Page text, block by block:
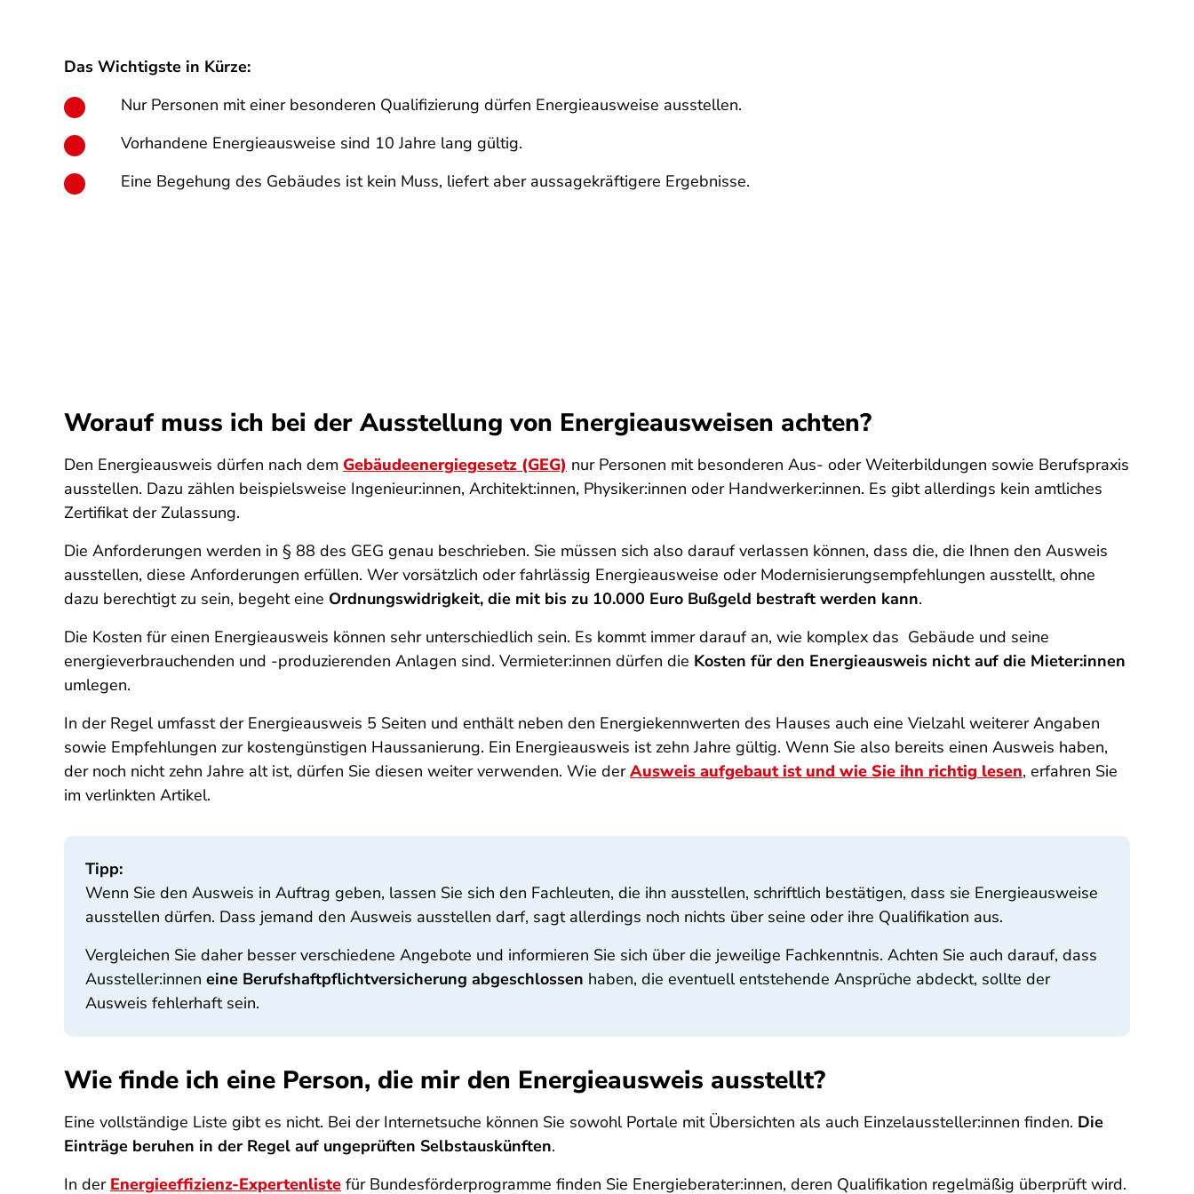
Das Wichtigste in Kürze:
Nur Personen mit einer besonderen Qualifizierung dürfen Energieausweise ausstellen.
Vorhandene Energieausweise sind 10 Jahre lang gültig.
Eine Begehung des Gebäudes ist kein Muss, liefert aber aussagekräftigere Ergebnisse.
Worauf muss ich bei der Ausstellung von Energieausweisen achten?
Den Energieausweis dürfen nach dem Gebäudeenergiegesetz (GEG) nur Personen mit besonderen Aus- oder Weiterbildungen sowie Berufspraxis
ausstellen. Dazu zählen beispielsweise Ingenieur:innen, Architekt:innen, Physiker:innen oder Handwerker:innen. Es gibt allerdings kein amtliches
Zertifikat der Zulassung.
Die Anforderungen werden in § 88 des GEG genau beschrieben. Sie müssen sich also darauf verlassen können, dass die, die Ihnen den Ausweis
ausstellen, diese Anforderungen erfüllen. Wer vorsätzlich oder fahrlässig Energieausweise oder Modernisierungsempfehlungen ausstellt, ohne
dazu berechtigt zu sein, begeht eine Ordnungswidrigkeit, die mit bis zu 10.000 Euro Bußgeld bestraft werden kann.
Die Kosten für einen Energieausweis können sehr unterschiedlich sein. Es kommt immer darauf an, wie komplex das Gebäude und seine
energieverbrauchenden und -produzierenden Anlagen sind. Vermieter:innen dürfen die Kosten für den Energieausweis nicht auf die Mieter:innen
umlegen.
In der Regel umfasst der Energieausweis 5 Seiten und enthält neben den Energiekennwerten des Hauses auch eine Vielzahl weiterer Angaben
sowie Empfehlungen zur kostengünstigen Haussanierung. Ein Energieausweis ist zehn Jahre gültig. Wenn Sie also bereits einen Ausweis haben,
der noch nicht zehn Jahre alt ist, dürfen Sie diesen weiter verwenden. Wie derAusweis aufgebaut ist und wie Sie ihn richtig lesen, erfahren Sie
im verlinkten Artikel.
Tipp:
Wenn Sie den Ausweis in Auftrag geben, lassen Sie sich den Fachleuten, die ihn ausstellen, schriftlich bestätigen, dass sie Energieausweise
ausstellen dürfen. Dass jemand den Ausweis ausstellen darf, sagt allerdings noch nichts über seine oder ihre Qualifikation aus.
Vergleichen Sie daher besser verschiedene Angebote und informieren Sie sich über die jeweilige Fachkenntnis. Achten Sie auch darauf, dass
Aussteller:innen eine Berufshaftpflichtversicherung abgeschlossen haben, die eventuell entstehende Ansprüche abdeckt, sollte der
Ausweis fehlerhaft sein.
Wie finde ich eine Person, die mir den Energieausweis ausstellt?
Eine vollständige Liste gibt es nicht. Bei der Internetsuche können Sie sowohl Portale mit Übersichten als auch Einzelaussteller:innen finden. Die
Einträge beruhen in der Regel auf ungeprüften Selbstauskünften.
In der Energieeffizienz-Expertenliste für Bundesförderprogramme finden Sie Energieberater:innen, deren Qualifikation regelmäßig überprüft wird.